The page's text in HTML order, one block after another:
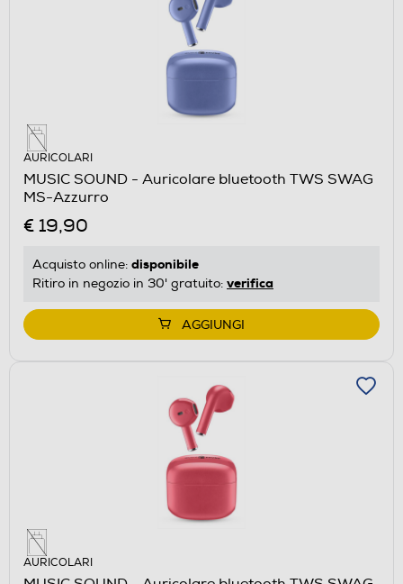
AURICOLARI
MUSIC SOUND - Auricolare bluetooth TWS SWAG
MS-Azzurro
€ 19,90
Acquisto online: disponibile
Ritiro in negozio in 30' gratuito: verifica
AGGIUNGI
AURICOLARI